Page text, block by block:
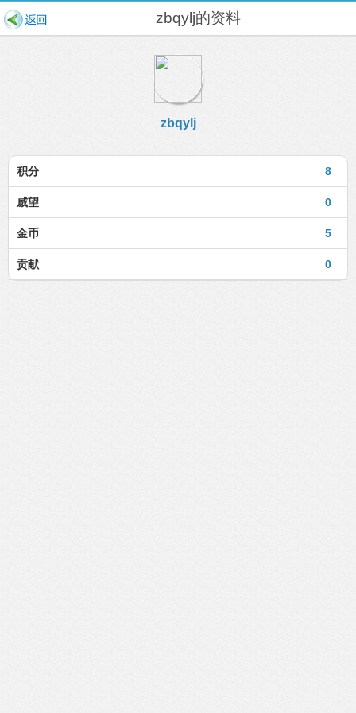
zbqylj的资料
zbqylj
8
积分
0
威望
5
金币
0
贡献